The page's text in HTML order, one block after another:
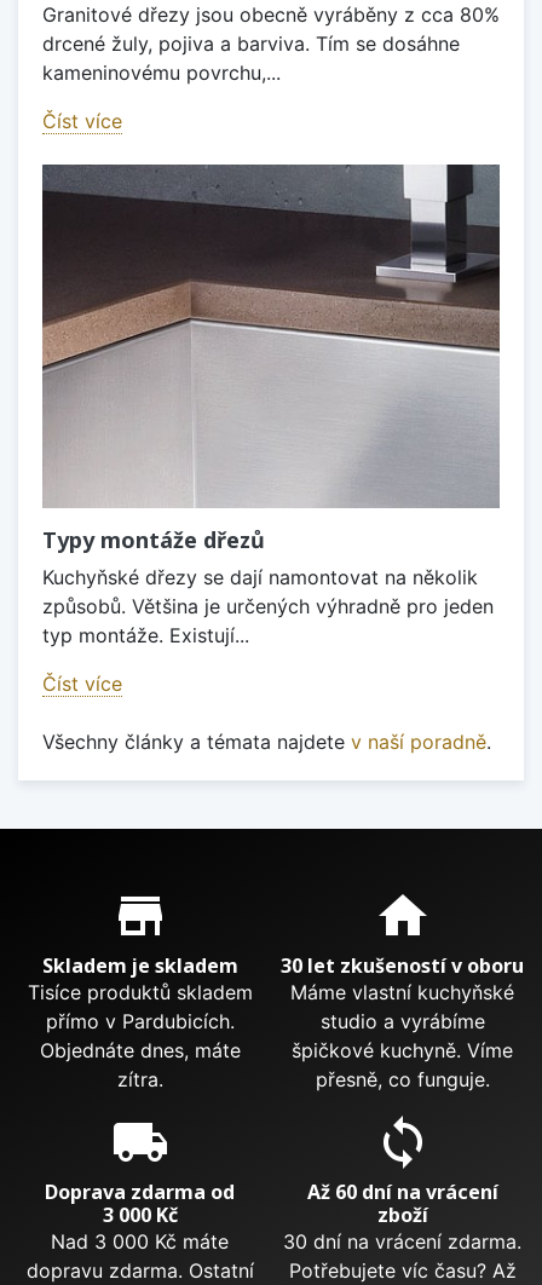
Granitové dřezy jsou obecně vyráběny z cca 80%
drcené žuly, pojiva a barviva. Tím se dosáhne
kameninovému povrchu,...
Číst více
Typy montáže dřezů
Kuchyňské dřezy se dají namontovat na několik
způsobů. Většina je určených výhradně pro jeden
typ montáže. Existují...
Číst více
Všechny články a témata najdete v naší poradně.
Proč nakupovat u nás?
store_mall_directory
Skladem je skladem
Tisíce produktů skladem
přímo v Pardubicích.
Objednáte dnes, máte
zítra.
home
30 let zkušeností v oboru
Máme vlastní kuchyňské
studio a vyrábíme
špičkové kuchyně. Víme
přesně, co funguje.
local_shipping
Doprava zdarma od
3 000 Kč
Nad 3 000 Kč máte
dopravu zdarma. Ostatní
sync
Až 60 dní na vrácení
zboží
30 dní na vrácení zdarma.
Potřebujete víc času? Až